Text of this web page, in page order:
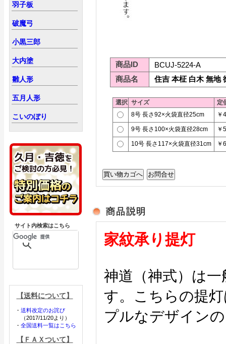
羽子板
破魔弓
小黒三郎
大内塗
雛人形
五月人形
こいのぼり
サイト内検索はこちら
【送料について】
・ 送料改定のお詫び
（2017/11/20より）
・ 全国送料一覧はこちら
【ＦＡＸついて】
商品ID
BCUJ-5224-A
商品名
住吉 本柾 白木 無地
選択 サイズ
定
8号 長さ92×火袋直径25cm
￥
9号 長さ100×火袋直径28cm ￥
10号 長さ117×火袋直径31cm ￥
家紋承り提灯
神道（神式）は
す。こちらの提
プルなデザイン